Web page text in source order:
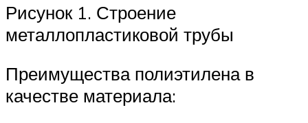
Рисунок 1. Строение
металлопластиковой трубы
Преимущества полиэтилена в
качестве материала: